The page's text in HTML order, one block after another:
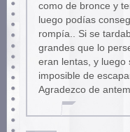
como de bronce y
luego podías
rompía.. Si se
grandes que lo
eran lentas, y luego
imposible de
Agradezco de